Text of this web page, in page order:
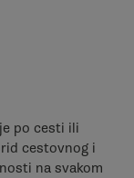
po cesti ili
cestovnog i
na svakom